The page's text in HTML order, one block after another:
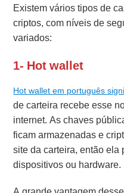
Existem vários tipos de
criptos, com níveis de
variados:
1- Hot wallet
Hot wallet em português
de carteira recebe esse
internet. As chaves
ficam armazenadas e
site da carteira, então
dispositivos ou hardware.